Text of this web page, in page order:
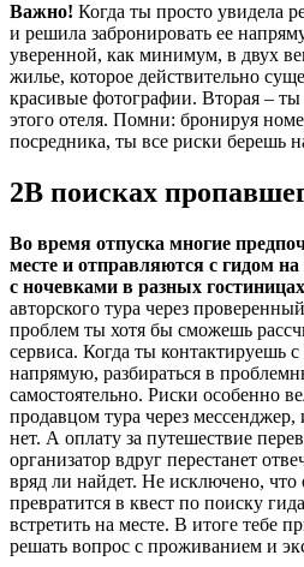
Важно! Когда ты просто увидела
и решила забронировать ее
уверенной, как минимум, в двух
жилье, которое действительно
красивые фотографии. Вторая –
этого отеля. Помни: бронируя
посредника, ты все риски берешь
2В поисках
Во время отпуска многие
месте и отправляются с гидом
с ночевками в разных
авторского тура через
проблем ты хотя бы сможешь
сервиса. Когда ты контактируешь
напрямую, разбираться в
самостоятельно. Риски особенно
продавцом тура через мессенджер,
нет. А оплату за путешествие
организатор вдруг перестанет
вряд ли найдет. Не исключено,
превратится в квест по поиску
встретить на месте. В итоге тебе
решать вопрос с проживанием и